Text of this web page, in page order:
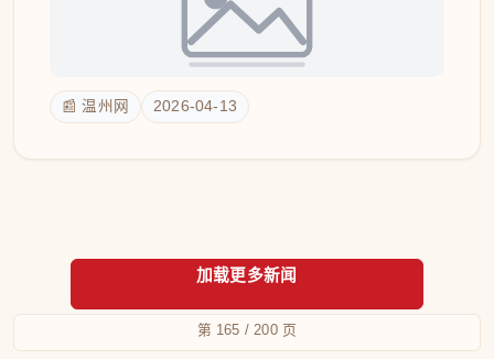
📰 温州网 2026-04-13
第 165 / 200 页